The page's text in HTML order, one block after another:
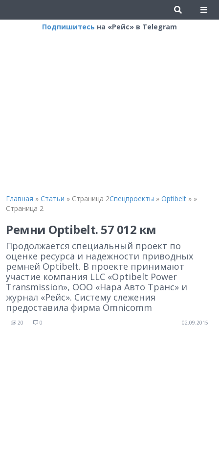
Подпишитесь на «Рейс» в Telegram
Главная » Статьи » Страница 2Спецпроекты » Optibelt» »
Страница 2
Ремни Optibelt. 57 012 км
Продолжается специальный проект по
оценке ресурса и надежности приводных
ремней Optibelt. В проекте принимают
участие компания LLC «Optibelt Power
Transmission», ООО «Нара Авто Транс» и
журнал «Рейс». Систему слежения
предоставила фирма Omnicomm
20 0 02.09.2015